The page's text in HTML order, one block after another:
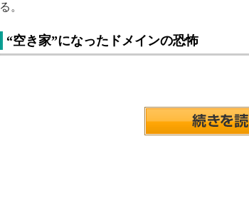
る。
“空き家”になったドメインの恐怖